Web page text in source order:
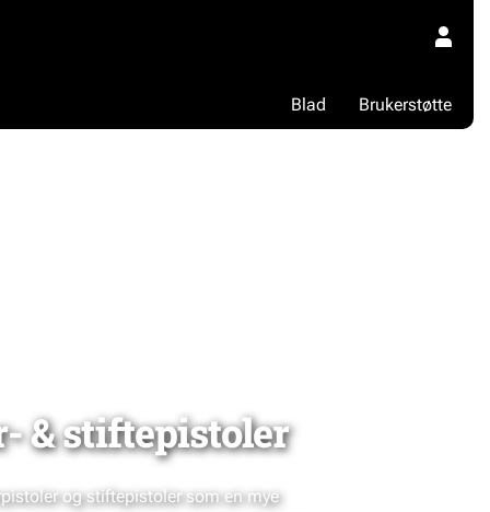
Brukerstøtte
Blad
& stiftepistoler
og stiftepistoler som en mye